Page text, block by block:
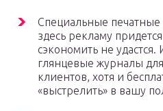
Специальные печатные
здесь рекламу
сэкономить не
глянцевые журналы
клиентов, хотя и
«выстрелить» в вашу